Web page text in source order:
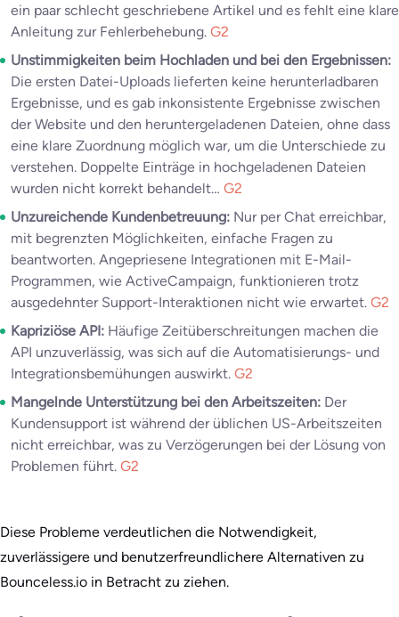
ein paar schlecht geschriebene Artikel und es fehlt eine klare
Anleitung zur Fehlerbehebung. G2
Unstimmigkeiten beim Hochladen und bei den Ergebnissen:
Die ersten Datei-Uploads lieferten keine herunterladbaren
Ergebnisse, und es gab inkonsistente Ergebnisse zwischen
der Website und den heruntergeladenen Dateien, ohne dass
eine klare Zuordnung möglich war, um die Unterschiede zu
verstehen. Doppelte Einträge in hochgeladenen Dateien
wurden nicht korrekt behandelt… G2
Unzureichende Kundenbetreuung: Nur per Chat erreichbar,
mit begrenzten Möglichkeiten, einfache Fragen zu
beantworten. Angepriesene Integrationen mit E-Mail-
Programmen, wie ActiveCampaign, funktionieren trotz
ausgedehnter Support-Interaktionen nicht wie erwartet. G2
Kapriziöse API: Häufige Zeitüberschreitungen machen die
API unzuverlässig, was sich auf die Automatisierungs- und
Integrationsbemühungen auswirkt. G2
Mangelnde Unterstützung bei den Arbeitszeiten: Der
Kundensupport ist während der üblichen US-Arbeitszeiten
nicht erreichbar, was zu Verzögerungen bei der Lösung von
Problemen führt. G2
Diese Probleme verdeutlichen die Notwendigkeit,
zuverlässigere und benutzerfreundlichere Alternativen zu
Bounceless.io in Betracht zu ziehen.